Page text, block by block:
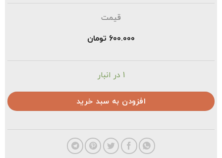
قیمت
600.000 تومان
افزودن به سبد خرید